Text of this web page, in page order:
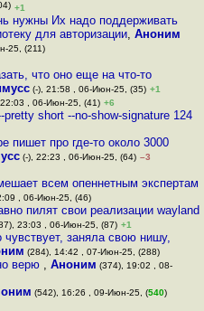
+1
нужны Их надо поддерживать
для авторизации, Аноним
25, (211)
что оно еще на что-то
(-), 21:58 , 06-Июн-25, (35) +1
, 06-Июн-25, (41) +6
short --no-show-signature 124
пишет про где-то около 3000
(-), 22:23 , 06-Июн-25, (64) –3
всем опеннетным экспертам
, 06-Июн-25, (46)
пилят свои реализации wayland
23:03 , 06-Июн-25, (87) +1
заняла свою нишу,
(284), 14:42 , 07-Июн-25, (288)
верю , Аноним (374), 19:02 , 08-
(542), 16:26 , 09-Июн-25, (540)